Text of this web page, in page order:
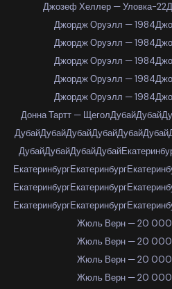
Джозеф Хеллер — Уловка-22
Джордж Оруэлл — 1984
Джордж Оруэлл — 1984
Джордж Оруэлл — 1984
Джордж Оруэлл — 1984
Джордж Оруэлл — 1984
Донна Тартт — ЩеголДубайДубай
ДубайДубайДубайДубайДубайДубай
ДубайДубайДубайДубай
ЕкатеринбургЕкатеринбург
ЕкатеринбургЕкатеринбург
ЕкатеринбургЕкатеринбург
Жюль Верн — 20 000
Жюль Верн — 20 000
Жюль Верн — 20 000
Жюль Верн — 20 000